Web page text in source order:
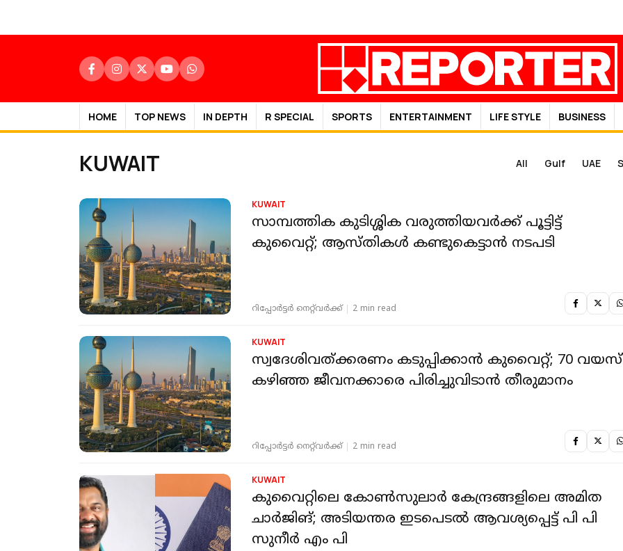
HOME TOP NEWS IN DEPTH R SPECIAL SPORTS ENTERTAINMENT LIFE STYLE BUSINESS
KUWAIT All Gulf UAE
KUWAIT
സാമ്പത്തിക കുടിശ്ശിക വരുത്തിയവർക്ക് പൂട്ടിട്ട്
കുവൈറ്റ്; ആസ്തികൾ കണ്ടുകെട്ടാൻ നടപടി
റിപ്പോർട്ടർ നെറ്റ്‌വര്‍ക്ക്‌ 2 min read
KUWAIT
സ്വദേശിവത്ക്കരണം കടുപ്പിക്കാൻ കുവൈറ്റ്; 70 വയസ്
കഴിഞ്ഞ ജീവനക്കാരെ പിരിച്ചുവിടാൻ തീരുമാനം
റിപ്പോർട്ടർ നെറ്റ്‌വര്‍ക്ക്‌ 2 min read
KUWAIT
കുവൈറ്റിലെ കോൺസുലാർ കേന്ദ്രങ്ങളിലെ അമിത
ചാർജിങ്; അടിയന്തര ഇടപെടൽ ആവശ്യപ്പെട്ട് പി പി
സുനീർ എം പി